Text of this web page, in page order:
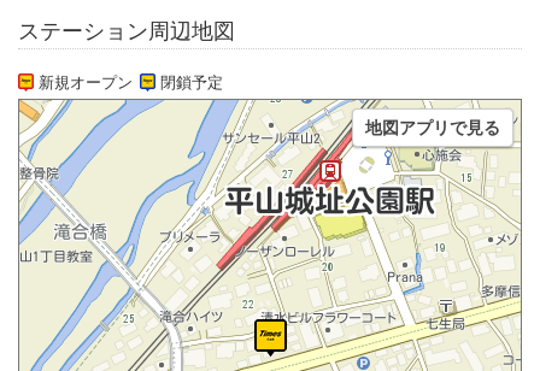
ステーション周辺地図
新規オープン 閉鎖予定
地図アプリで見る